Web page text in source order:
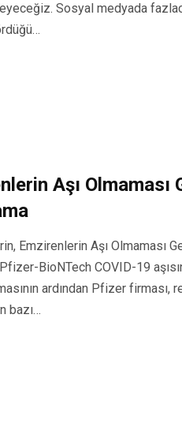
Sosyal medyada
Aşı Olmaması
Emzirenlerin Aşı Olmaması
BioNTech COVID-19
ardından Pfizer
bazı…